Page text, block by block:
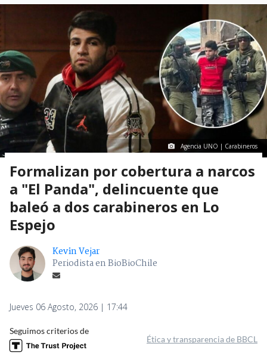
Agencia UNO | Carabineros
Formalizan por cobertura a narcos
a "El Panda", delincuente que
baleó a dos carabineros en Lo
Espejo
Kevin Vejar
Periodista en BioBioChile
Jueves 06 Agosto, 2026 | 17:44
Seguimos criterios de
Ética y transparencia de BBCL